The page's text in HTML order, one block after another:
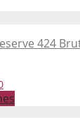
424
Den
aktuelle
pris